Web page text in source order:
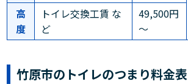
高
度
トイレ交換工賃 な
ど
49,500円
～
竹原市のトイレのつまり料金表